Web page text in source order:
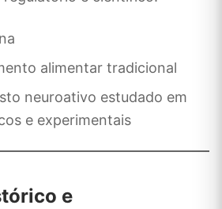
alimentar tradicional
neuroativo estudado em
e experimentais
e